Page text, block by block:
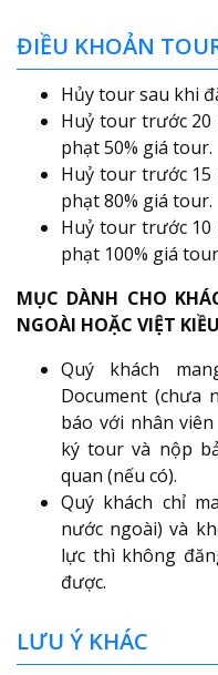
ĐIỀU KHOẢN
Hủy tour sau khi
Huỷ tour trước 20
phạt 50% giá tour.
Huỷ tour trước 15
phạt 80% giá tour.
Huỷ tour trước 10
phạt 100% giá
MỤC DÀNH CHO
NGOÀI HOẶC VIỆT
Quý khách
Document (chưa
báo với nhân
ký tour và nộp
quan (nếu có).
Quý khách chỉ
nước ngoài) và
lực thì không
được.
LƯU Ý KHÁC